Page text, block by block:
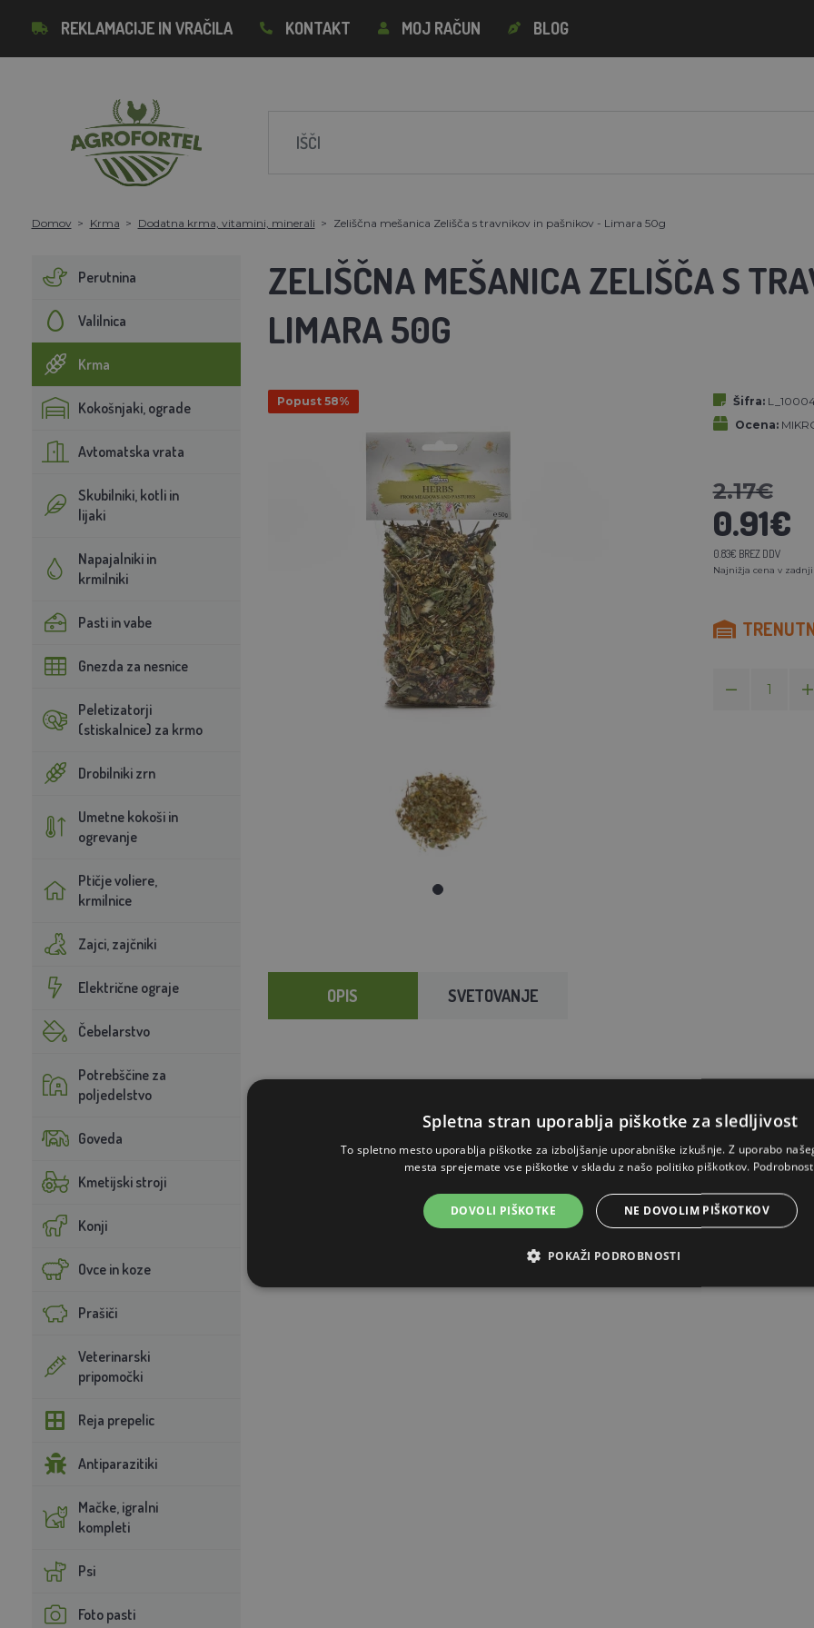
REKLAMACIJE IN VRAČILA KONTAKT MOJ RAČUN BLOG
Domov Krma Dodatna krma, vitamini, minerali Zeliščna mešanica Zelišča s travnikov in pašnikov - Limara 50g
Perutnina
Valilnica
Krma
Kokošnjaki, ograde
Avtomatska vrata
Skubilniki, kotli in
lijaki
Napajalniki in
krmilniki
Pasti in vabe
Gnezda za nesnice
Peletizatorji
(stiskalnice) za krmo
Drobilniki zrn
Umetne kokoši in
ogrevanje
Ptičje voliere,
krmilnice
Zajci, zajčniki
Električne ograje
Čebelarstvo
Potrebščine za
poljedelstvo
Goveda
Kmetijski stroji
Konji
Ovce in koze
Prašiči
Veterinarski
pripomočki
Reja prepelic
Antiparazitiki
Mačke, igralni
kompleti
Psi
Foto pasti
ZELIŠČNA MEŠANICA ZELIŠČA S
LIMARA 50G
Popust 58% Šifra:
Ocena:
2.17€
0.91€
0.83€ BREZ DDV
Najnižja cena v
OPIS SVETOVANJE
Spletna stran uporablja piškotke za sledljivost
To spletno mesto uporablja piškotke za izboljšanje uporabniške izkušnje. Z uporabo
mesta sprejemate vse piškotke v skladu z našo politiko piškotkov.
DOVOLI PIŠKOTKE NE DOVOLIM PIŠKOTKOV
POKAŽI PODROBNOSTI